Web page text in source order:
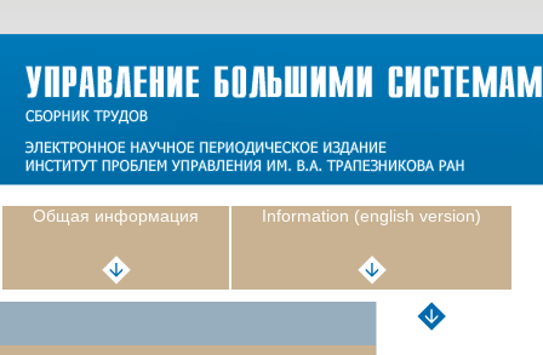
Общая информация Information (english version)